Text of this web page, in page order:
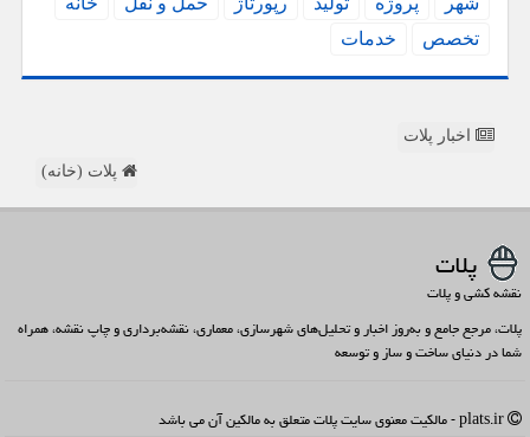
تخصص
خدمات
اخبار پلات
پلات (خانه)
پلات
نقشه کشی و پلات
پلات، مرجع جامع و به‌روز اخبار و تحلیل‌های شهرسازی، معماری، نقشه‌برداری و چاپ نقشه، همراه
شما در دنیای ساخت و ساز و توسعه